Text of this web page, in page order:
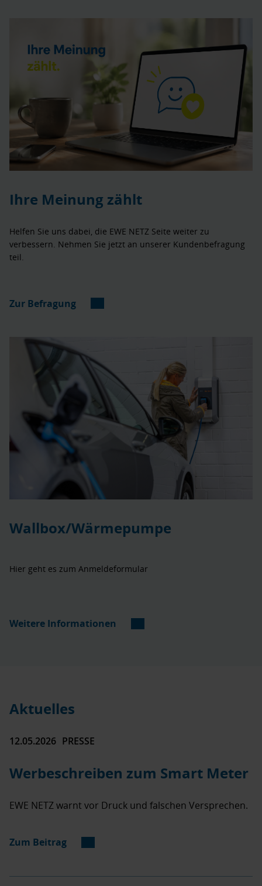
Ihre Meinung zählt
Helfen Sie uns dabei, die EWE NETZ Seite weiter zu
verbessern. Nehmen Sie jetzt an unserer Kundenbefragung
teil.
Zur Befragung
Wallbox/Wärmepumpe
Hier geht es zum Anmeldeformular
Weitere Informationen
Aktuelles
12.05.2026 PRESSE
Werbeschreiben zum Smart Meter
EWE NETZ warnt vor Druck und falschen Versprechen.
Zum Beitrag